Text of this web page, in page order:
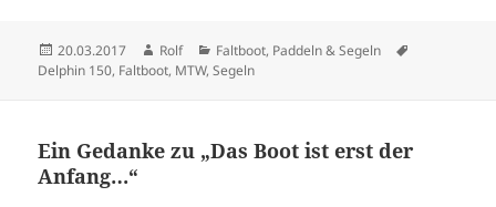
Veröffentlicht
am
20.03.2017 Autor
Rolf Kategorien
Faltboot, Paddeln & Segeln
Delphin 150, Faltboot, MTW,Segeln
Ein Gedanke zu „Das Boot ist erst der
Anfang…“